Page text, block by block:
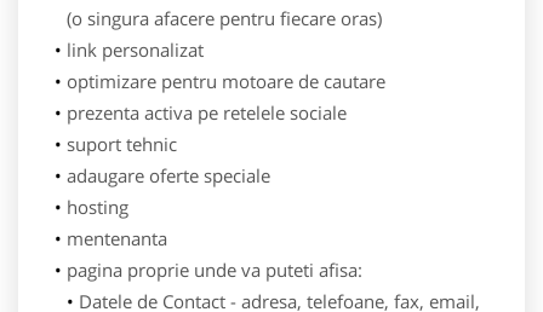
(o singura afacere pentru fiecare oras)
link personalizat
optimizare pentru motoare de cautare
prezenta activa pe retelele sociale
suport tehnic
adaugare oferte speciale
hosting
mentenanta
pagina proprie unde va puteti afisa:
Datele de Contact - adresa, telefoane, fax, email,